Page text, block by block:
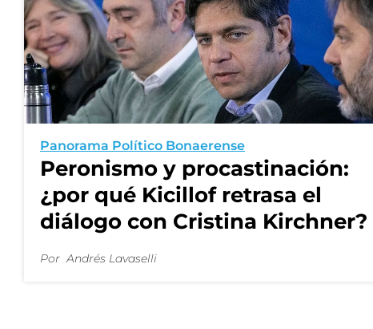
Panorama Político Bonaerense
Peronismo y procastinación:
¿por qué Kicillof retrasa el
diálogo con Cristina Kirchner?
Por Andrés Lavaselli